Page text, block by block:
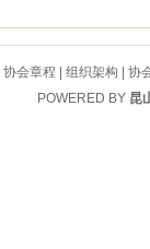
|协会章程 |组织架构 |协
POWERED BY 昆